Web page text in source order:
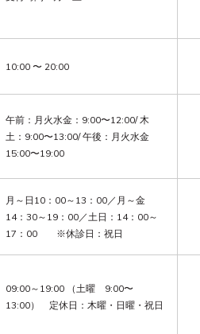
10:00 〜 20:00
午前：月火水金：9:00〜12:00/ 木
土：9:00〜13:00/ 午後：月火水金
15:00〜19:00
月～日10：00～13：00／月～金
14：30～19：00／土日：14：00～
17：00　　※休診日：祝日
09:00～19:00 （土曜　9:00〜